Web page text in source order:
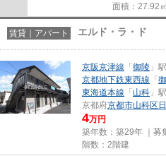
面積：27.92㎡
賃貸｜アパート エルド・ラ・ド
京阪京津線 「 御陵 」
京都地下鉄東西線 「
東海道本線 「 山科 」
京都府京都市山科区
4万円
築年数：築29年 ｜募
階数：2階建